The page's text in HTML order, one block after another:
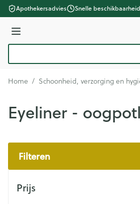
Ga naar de inhoud
Apothekersadvies Snelle beschikbaarheid
Menu
Home / Schoonheid, verzorging en
Eyeliner -
Filteren
Prijs